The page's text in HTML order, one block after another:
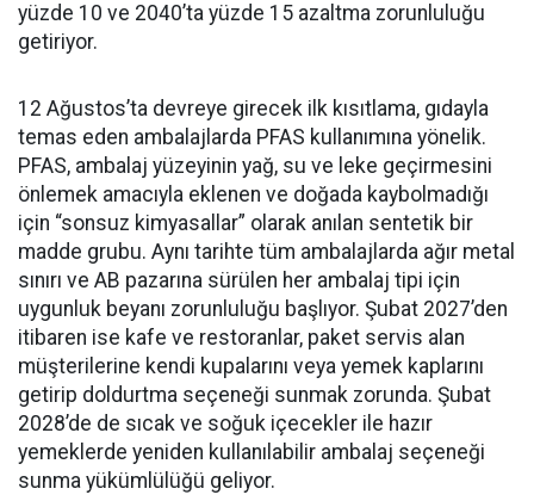
yüzde 10 ve 2040’ta yüzde 15 azaltma zorunluluğu
getiriyor.
12 Ağustos’ta devreye girecek ilk kısıtlama, gıdayla
temas eden ambalajlarda PFAS kullanımına yönelik.
PFAS, ambalaj yüzeyinin yağ, su ve leke geçirmesini
önlemek amacıyla eklenen ve doğada kaybolmadığı
için “sonsuz kimyasallar” olarak anılan sentetik bir
madde grubu. Aynı tarihte tüm ambalajlarda ağır metal
sınırı ve AB pazarına sürülen her ambalaj tipi için
uygunluk beyanı zorunluluğu başlıyor. Şubat 2027’den
itibaren ise kafe ve restoranlar, paket servis alan
müşterilerine kendi kupalarını veya yemek kaplarını
getirip doldurtma seçeneği sunmak zorunda. Şubat
2028’de de sıcak ve soğuk içecekler ile hazır
yemeklerde yeniden kullanılabilir ambalaj seçeneği
sunma yükümlülüğü geliyor.